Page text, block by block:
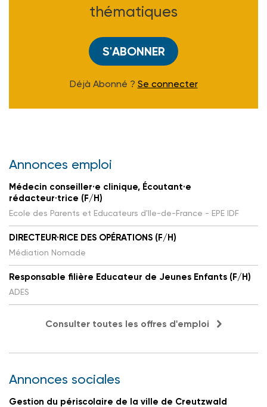
thématiques
S'ABONNER
Déjà Abonné ? Se connecter
Annonces emploi
Médecin conseiller·e clinique, Écoutant·e
rédacteur·trice (F/H)
Ecole des Parents et Educateurs d'Ile-de-France - EPE IDF
DIRECTEUR·RICE DES OPÉRATIONS (F/H)
Médiation Nomade
Responsable filière Educateur de Jeunes Enfants (F/H)
ADES
Consulter toutes les offres d'emploi
Annonces sociales
Gestion du périscolaire de la ville de Creutzwald